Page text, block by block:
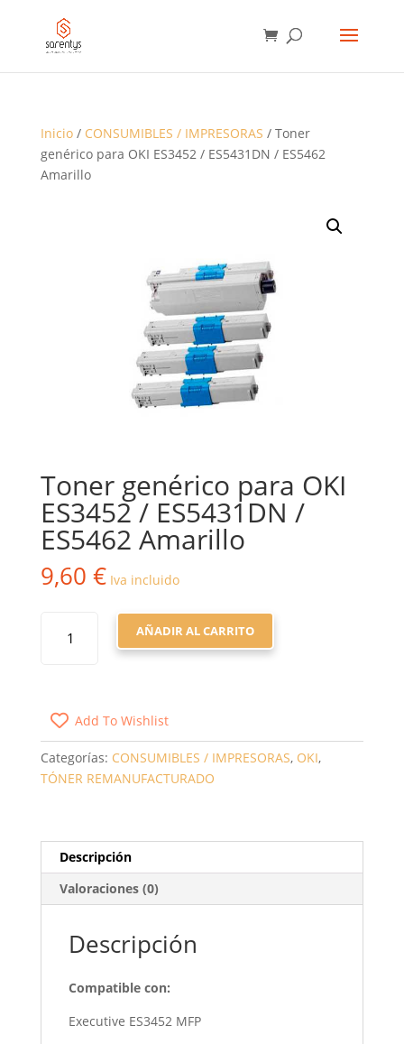
PRODUCTOS
Inicio/ CONSUMIBLES / IMPRESORAS / Toner
genérico para OKI ES3452 / ES5431DN / ES5462
Amarillo
Toner genérico para OKI
ES3452 / ES5431DN /
ES5462 Amarillo
9,60 € Iva incluido
GENÉRICO
ES5431DN
/
ES5462
AÑADIR AL CARRITO
Add To Wishlist
Categorías: CONSUMIBLES / IMPRESORAS, OKI,
TÓNER REMANUFACTURADO
Descripción
Valoraciones (0)
Descripción
Compatible con:
Executive ES3452 MFP